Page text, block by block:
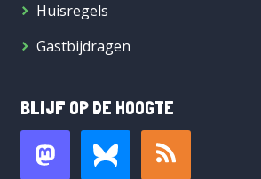
Huisregels
Gastbijdragen
BLIJF OP DE HOOGTE